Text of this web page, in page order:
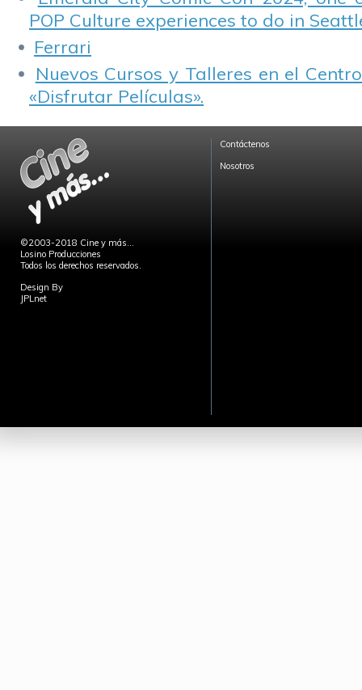
POP Culture experiences to do in
Ferrari
Nuevos Cursos y Talleres en el
«Disfrutar Películas».
©2003-2018 Cine y más...
Losino Producciones
Todos los derechos reservados.
Design By
JPLnet
Contáctenos
Nosotros